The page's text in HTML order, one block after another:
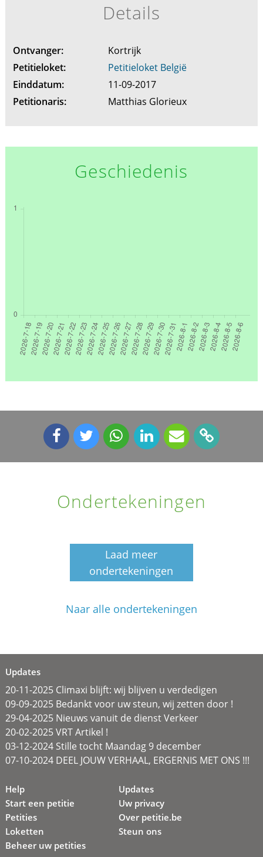
Details
Ontvanger:
Kortrijk
Petitieloket:
Petitieloket België
Einddatum:
11-09-2017
Petitionaris:
Matthias Glorieux
Geschiedenis
Ondertekeningen
Laad meer
ondertekeningen
Naar alle ondertekeningen
Updates
20-11-2025 Climaxi blijft: wij blijven u verdedigen
09-09-2025 Bedankt voor uw steun, wij zetten door !
29-04-2025 Nieuws vanuit de dienst Verkeer
20-02-2025 VRT Artikel !
03-12-2024 Stille tocht Maandag 9 december
07-10-2024 DEEL JOUW VERHAAL, ERGERNIS MET ONS !!!
Help
Start een petitie
Petities
Loketten
Beheer uw petities
Updates
Uw privacy
Over petitie.be
Steun ons